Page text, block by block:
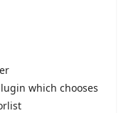
which chooses